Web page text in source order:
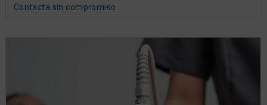
Contacta sin compromiso